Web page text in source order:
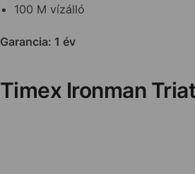
100 M vízálló
Garancia: 1 év
Timex Ironman